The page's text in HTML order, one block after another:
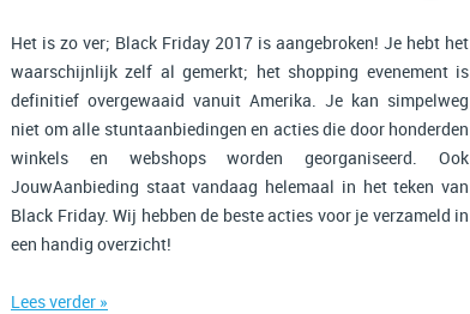
Het is zo ver; Black Friday 2017 is aangebroken! Je hebt het
waarschijnlijk zelf al gemerkt; het shopping evenement is
definitief overgewaaid vanuit Amerika. Je kan simpelweg
niet om alle stuntaanbiedingen en acties die door honderden
winkels en webshops worden georganiseerd. Ook
JouwAanbieding staat vandaag helemaal in het teken van
Black Friday. Wij hebben de beste acties voor je verzameld in
een handig overzicht!
Lees verder »